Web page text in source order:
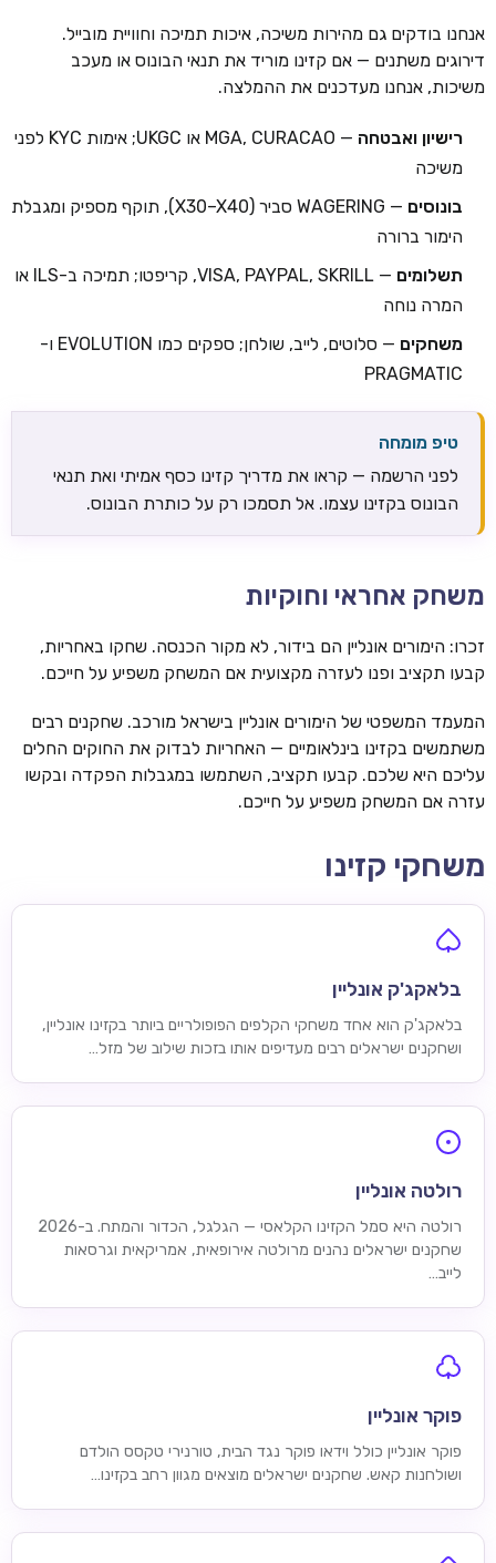
אנחנו בודקים גם מהירות משיכה, איכות תמיכה וחוויית מובייל.
דירוגים משתנים — אם קזינו מוריד את תנאי הבונוס או מעכב
משיכות, אנחנו מעדכנים את ההמלצה.
רישיון ואבטחה
— MGA, CURACAO או UKGC; אימות KYC לפני
משיכה
בונוסים
— WAGERING סביר (X30–X40), תוקף מספיק ומגבלת
הימור ברורה
תשלומים
— VISA, PAYPAL, SKRILL, קריפטו; תמיכה ב-ILS או
המרה נוחה
משחקים
— סלוטים, לייב, שולחן; ספקים כמו EVOLUTION ו-
PRAGMATIC
טיפ מומחה
לפני הרשמה — קראו את מדריך קזינו כסף אמיתי ואת תנאי
הבונוס בקזינו עצמו. אל תסמכו רק על כותרת הבונוס.
משחק אחראי וחוקיות
זכרו: הימורים אונליין הם בידור, לא מקור הכנסה. שחקו באחריות,
קבעו תקציב ופנו לעזרה מקצועית אם המשחק משפיע על חייכם.
המעמד המשפטי של הימורים אונליין בישראל מורכב. שחקנים רבים
משתמשים בקזינו בינלאומיים — האחריות לבדוק את החוקים החלים
עליכם היא שלכם. קבעו תקציב, השתמשו במגבלות הפקדה ובקשו
עזרה אם המשחק משפיע על חייכם.
משחקי קזינו
בלאקג'ק אונליין
בלאקג'ק הוא אחד משחקי הקלפים הפופולריים ביותר בקזינו אונליין,
ושחקנים ישראלים רבים מעדיפים אותו בזכות שילוב של מזל…
רולטה אונליין
רולטה היא סמל הקזינו הקלאסי — הגלגל, הכדור והמתח. ב-2026
שחקנים ישראלים נהנים מרולטה אירופאית, אמריקאית וגרסאות
לייב…
פוקר אונליין
פוקר אונליין כולל וידאו פוקר נגד הבית, טורנירי טקסס הולדם
ושולחנות קאש. שחקנים ישראלים מוצאים מגוון רחב בקזינו…